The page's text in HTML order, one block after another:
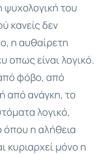
του
κανείς δεν
η αυθαίρετη
οπως είναι λογικό.
φόβο, από
από ανάγκη, το
λογικό,
όπου η αλήθεια
κυριαρχεί μόνο η